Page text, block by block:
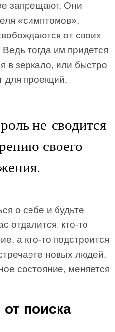
запрещают. Они
«симптомов»,
от своих
тогда им придется
в зеркало, или быстро
для проекций.
не сводится
своего
о себе и будьте
отдалится, кто-то
а кто-то подстроится
новых людей.
состояние, меняется
поиска